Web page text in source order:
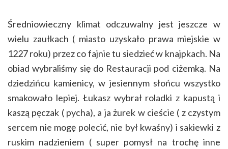
Średniowieczny klimat odczuwalny jest jeszcze w
wielu zaułkach ( miasto uzyskało prawa miejskie w
1227 roku) przez co fajnie tu siedzieć w knajpkach. Na
obiad wybraliśmy się do Restauracji pod ciżemką. Na
dziedzińcu kamienicy, w jesiennym słońcu wszystko
smakowało lepiej. Łukasz wybrał roladki z kapustą i
kaszą pęczak ( pycha), a ja żurek w cieście ( z czystym
sercem nie mogę polecić, nie był kwaśny) i sakiewki z
ruskim nadzieniem ( super pomysł na trochę inne